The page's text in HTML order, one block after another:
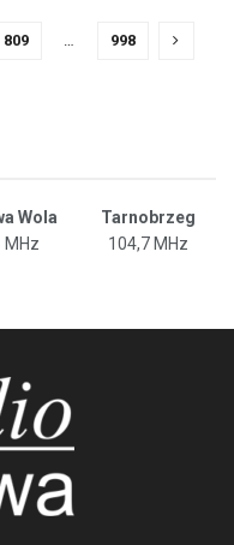
809 … 998
Wola
Tarnobrzeg
MHz 104,7 MHz